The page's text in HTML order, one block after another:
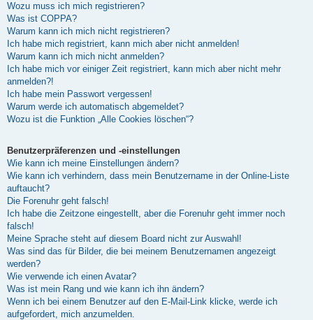
Wozu muss ich mich registrieren?
Was ist COPPA?
Warum kann ich mich nicht registrieren?
Ich habe mich registriert, kann mich aber nicht anmelden!
Warum kann ich mich nicht anmelden?
Ich habe mich vor einiger Zeit registriert, kann mich aber nicht mehr
anmelden?!
Ich habe mein Passwort vergessen!
Warum werde ich automatisch abgemeldet?
Wozu ist die Funktion „Alle Cookies löschen“?
Benutzerpräferenzen und -einstellungen
Wie kann ich meine Einstellungen ändern?
Wie kann ich verhindern, dass mein Benutzername in der Online-Liste
auftaucht?
Die Forenuhr geht falsch!
Ich habe die Zeitzone eingestellt, aber die Forenuhr geht immer noch
falsch!
Meine Sprache steht auf diesem Board nicht zur Auswahl!
Was sind das für Bilder, die bei meinem Benutzernamen angezeigt
werden?
Wie verwende ich einen Avatar?
Was ist mein Rang und wie kann ich ihn ändern?
Wenn ich bei einem Benutzer auf den E-Mail-Link klicke, werde ich
aufgefordert, mich anzumelden.